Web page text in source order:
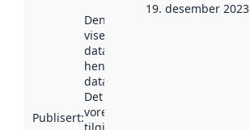
Publisert:
Denne datoen
viser når
datasettet vart
henta inn av
data.norge.no.
Det kan ha
vore
19. desember 2023